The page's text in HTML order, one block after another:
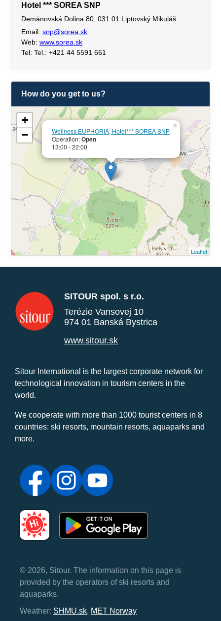
Hotel *** SOREA SNP
Demänovská Dolina 80, 031 01 Liptovský Mikuláš
Email: snp@sorea.sk
Web: www.sorea.sk
Tel: Tel.: +421 44 5591 661
How do you get to us?
Wellness EUPHORIA, Hotel*** SOREA SNP
Operation:Open
13:00 - 22:00
×
+
−
Leaflet
SITOUR spol. s r.o.
Terézie Vansovej 10
974 01 Banská Bystrica
www.sitour.sk
Sitour International is the largest corporate network for
technological innovation in tourism centers in the
world.
We cooperate with more than 1000 tourist centers in 8
countries: ski resorts, mountain resorts, aquaparks and
more.
© 2026, Sitour. The information on this page is
provided by the operators of ski resorts and
aquaparks.
Weather: SHMU.sk, MET Norway